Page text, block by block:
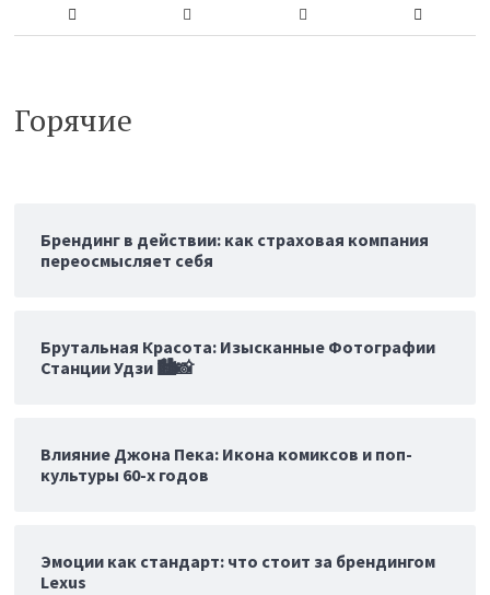
Горячие
Брендинг в действии: как страховая компания
переосмысляет себя
Брутальная Красота: Изысканные Фотографии
Станции Удзи 🏙️📸
Влияние Джона Пека: Икона комиксов и поп-
культуры 60-х годов
Эмоции как стандарт: что стоит за брендингом
Lexus